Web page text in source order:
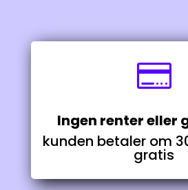

Ingen renter eller
kunden betaler om
gratis